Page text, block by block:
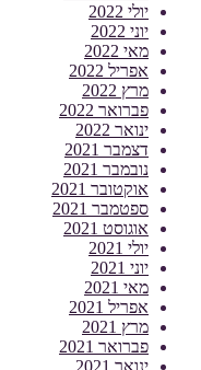
יולי 2022
יוני 2022
מאי 2022
אפריל 2022
מרץ 2022
פברואר 2022
ינואר 2022
דצמבר 2021
נובמבר 2021
אוקטובר 2021
ספטמבר 2021
אוגוסט 2021
יולי 2021
יוני 2021
מאי 2021
אפריל 2021
מרץ 2021
פברואר 2021
ינואר 2021